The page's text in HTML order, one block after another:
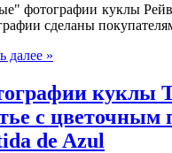
фотографии куклы
сделаны
далее »
куклы
с цветочным
de Azul